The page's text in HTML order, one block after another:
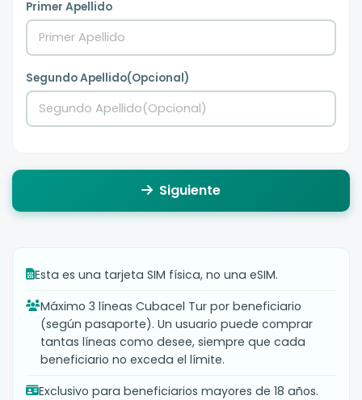
Primer Apellido
Segundo Apellido(Opcional)
Siguiente
Esta es una tarjeta SIM física, no una eSIM.
Máximo 3 líneas Cubacel Tur por beneficiario
(según pasaporte). Un usuario puede comprar
tantas líneas como desee, siempre que cada
beneficiario no exceda el límite.
Exclusivo para beneficiarios mayores de 18 años.